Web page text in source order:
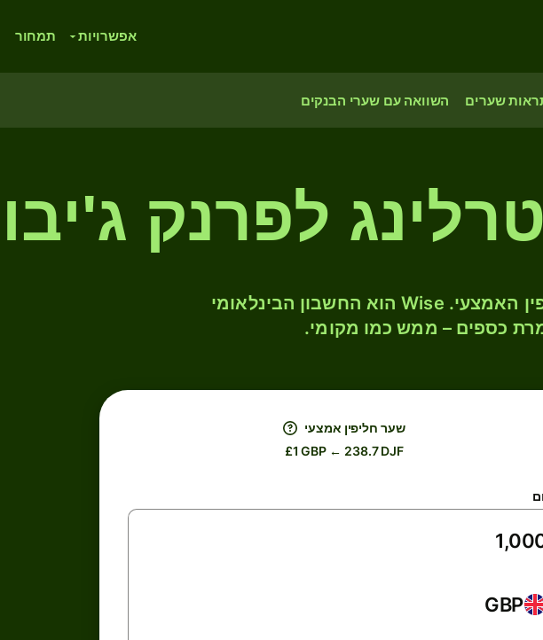
אפשרויות תמחור
שערים השוואה עם שערי הבנקים
לפרנק
המירו GBP ל- DJF לפי שער החליפין האמצעי. Wise הוא החשבון הבינלאומי
כספים – ממש כמו מקומי.
שער חליפין אמצעי
£1 GBP ← 238.7 DJF
GBP